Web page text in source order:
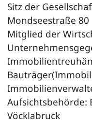
Sitz der
Mondseestraße 80
Mitglied der
Aufsichtsbehörde:
Vöcklabruck